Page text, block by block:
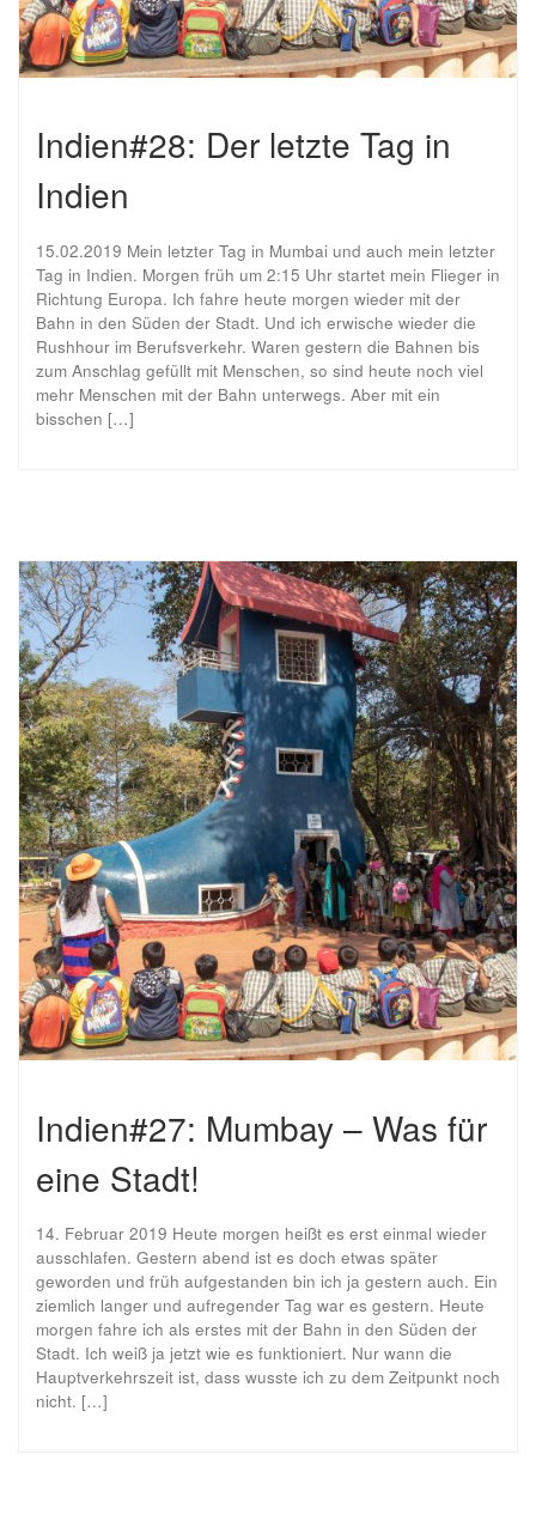
Indien#28: Der letzte Tag in
Indien
15.02.2019 Mein letzter Tag in Mumbai und auch mein letzter
Tag in Indien. Morgen früh um 2:15 Uhr startet mein Flieger in
Richtung Europa. Ich fahre heute morgen wieder mit der
Bahn in den Süden der Stadt. Und ich erwische wieder die
Rushhour im Berufsverkehr. Waren gestern die Bahnen bis
zum Anschlag gefüllt mit Menschen, so sind heute noch viel
mehr Menschen mit der Bahn unterwegs. Aber mit ein
bisschen […]
Indien#27: Mumbay – Was für
eine Stadt!
14. Februar 2019 Heute morgen heißt es erst einmal wieder
ausschlafen. Gestern abend ist es doch etwas später
geworden und früh aufgestanden bin ich ja gestern auch. Ein
ziemlich langer und aufregender Tag war es gestern. Heute
morgen fahre ich als erstes mit der Bahn in den Süden der
Stadt. Ich weiß ja jetzt wie es funktioniert. Nur wann die
Hauptverkehrszeit ist, dass wusste ich zu dem Zeitpunkt noch
nicht. […]